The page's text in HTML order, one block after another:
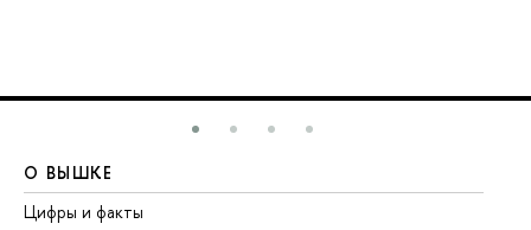
О ВЫШКЕ
Цифры и факты